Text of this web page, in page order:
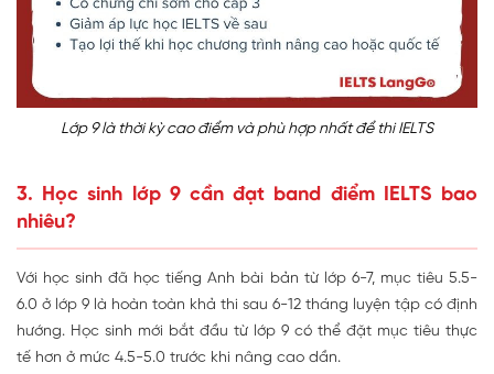
Lớp 9 là thời kỳ cao điểm và phù hợp nhất để thi IELTS
3. Học sinh lớp 9 cần đạt band điểm IELTS bao
nhiêu?
Với học sinh đã học tiếng Anh bài bản từ lớp 6-7, mục tiêu 5.5-
6.0 ở lớp 9 là hoàn toàn khả thi sau 6-12 tháng luyện tập có định
hướng. Học sinh mới bắt đầu từ lớp 9 có thể đặt mục tiêu thực
tế hơn ở mức 4.5-5.0 trước khi nâng cao dần.